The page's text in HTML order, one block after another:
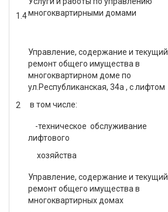
1.4многоквартирными домами
2
Управление, содержание и текущий
ремонт общего имущества в
многоквартирном доме по
ул.Республиканская, 34а , с лифтом
в том числе:
-техническое обслуживание
лифтового
хозяйства
Управление, содержание и текущий
ремонт общего имущества в
многоквартирных домах